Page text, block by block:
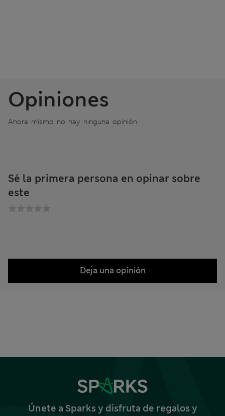
Opiniones
Ahora mismo no hay ninguna opinión
Sé la primera persona en opinar sobre
este
Deja una opinión
Únete a Sparks y disfruta de regalos y